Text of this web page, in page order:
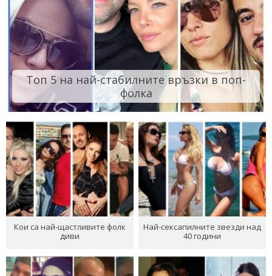
Топ 5 на най-стабилните връзки в поп-
фолка
Кои са най-щастливите фолк
диви
Най-сексапилните звезди над
40 години